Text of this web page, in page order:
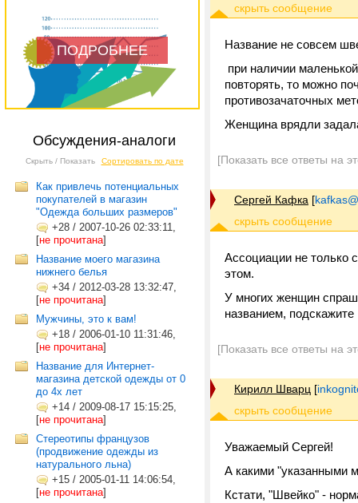
ПОДРОБНЕЕ
Обсуждения-аналоги
Скрыть / Показать Сортировать по дате
Как привлечь потенциальных
покупателей в магазин
"Одежда больших размеров"
+28 / 2007-10-26 02:33:11,
[не прочитана]
Название моего магазина
нижнего белья
+34 / 2012-03-28 13:32:47,
[не прочитана]
Мужчины, это к вам!
+18 / 2006-01-10 11:31:46,
[не прочитана]
Название для Интернет-
магазина детской одежды от 0
до 4х лет
+14 / 2009-08-17 15:15:25,
[не прочитана]
Стереотипы французов
(продвижение одежды из
натурального льна)
+15 / 2005-01-11 14:06:54,
[не прочитана]
Название не совсем
при наличии
повторять, то можно
противозачаточных
Женщина врядли
[Показать все ответы на
Сергей Кафка [
Ассоциации не только
этом.
У многих женщин
названием,
[Показать все ответы на
Кирилл Шварц [
Уважаемый Сергей!
А какими "указанными
Кстати, "Швейко" -